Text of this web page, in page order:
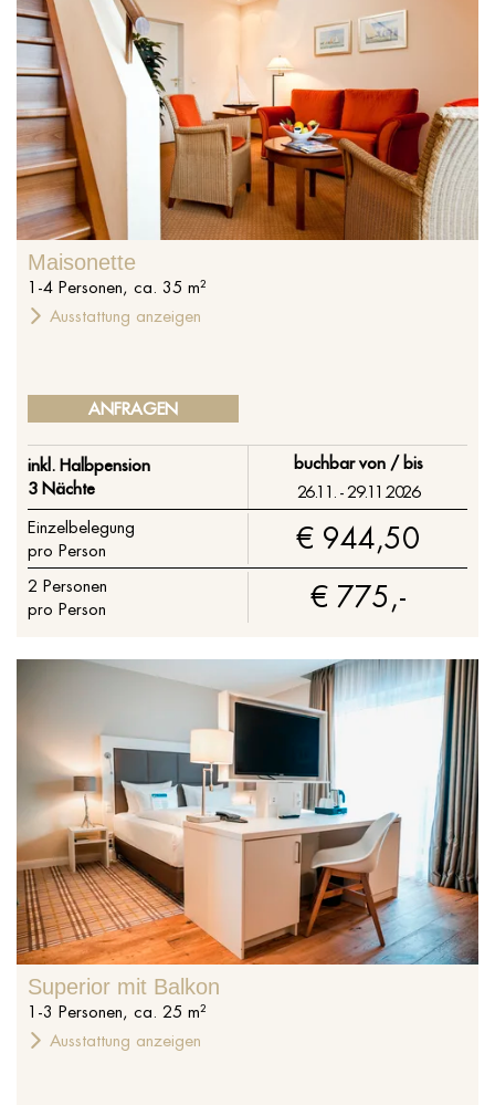
Maisonette
1 -4 Personen, ca. 35 m²
Ausstattung anzeigen
ANFRAGEN
inkl. Halbpension
3 Nächte
buchbar von / bis
26.11. - 29.11.2026
Einzelbelegung
pro Person
€ 944,50
2 Personen
pro Person
€ 775,-
Superior mit Balkon
1 -3 Personen, ca. 25 m²
Ausstattung anzeigen